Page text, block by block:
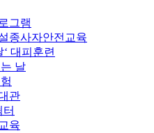
그램
종사자안전교육
대피훈련
날
관
육